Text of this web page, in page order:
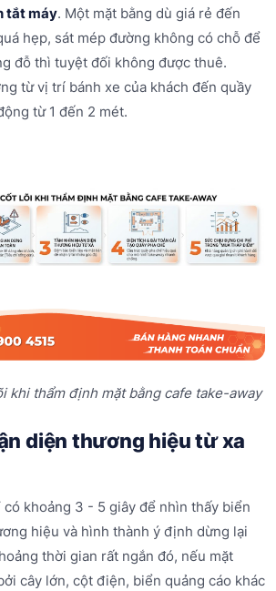
tắt máy. Một mặt bằng dù giá rẻ đến
hẹp, sát mép đường không có chỗ để
đỗ thì tuyệt đối không được thuê.
từ vị trí bánh xe của khách đến quầy
từ 1 đến 2 mét.
khi thẩm định mặt bằng cafe take-away
diện thương hiệu từ xa
khoảng 3 - 5 giây để nhìn thấy biển
hiệu và hình thành ý định dừng lại
thời gian rất ngắn đó, nếu mặt
cây lớn, cột điện, biển quảng cáo khác